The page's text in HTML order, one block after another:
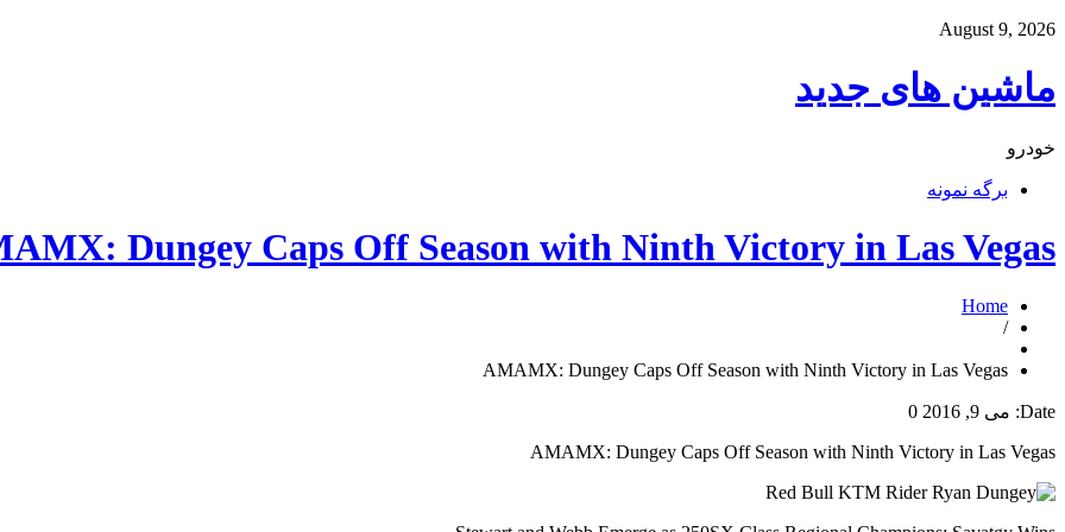
August 9, 2026
ماشین های جدید
خودرو
برگه نمونه
Dungey Caps Off Season with Ninth Victory in Las Vegas
Home
/
AMAMX: Dungey Caps Off Season with Ninth Victory in Las Vegas
Date: می 9, 2016
0
AMAMX: Dungey Caps Off Season with Ninth Victory in Las Vegas